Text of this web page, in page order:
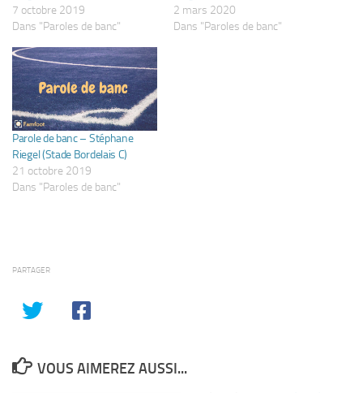
7 octobre 2019
Dans "Paroles de banc"
2 mars 2020
Dans "Paroles de banc"
Parole de banc – Stéphane
Riegel (Stade Bordelais C)
21 octobre 2019
Dans "Paroles de banc"
PARTAGER
VOUS AIMEREZ AUSSI...